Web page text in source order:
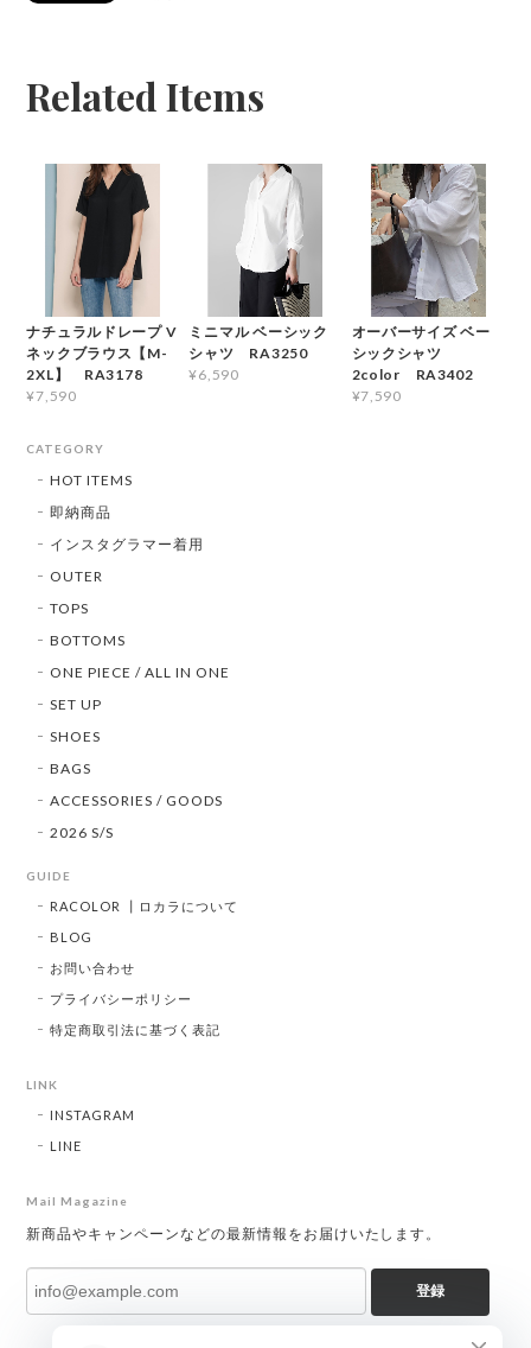
Related Items
ナチュラルドレープ V
ネックブラウス【M-
2XL】 RA3178
¥7,590
ミニマル ベーシック
シャツ RA3250
¥6,590
オーバーサイズ ベー
シックシャツ
2color RA3402
¥7,590
CATEGORY
HOT ITEMS
即納商品
インスタグラマー着用
OUTER
TOPS
BOTTOMS
ONE PIECE / ALL IN ONE
SET UP
SHOES
BAGS
ACCESSORIES / GOODS
2026 S/S
GUIDE
RACOLOR ┃ロカラについて
BLOG
お問い合わせ
プライバシーポリシー
特定商取引法に基づく表記
LINK
INSTAGRAM
LINE
Mail Magazine
新商品やキャンペーンなどの最新情報をお届けいたします。
登録